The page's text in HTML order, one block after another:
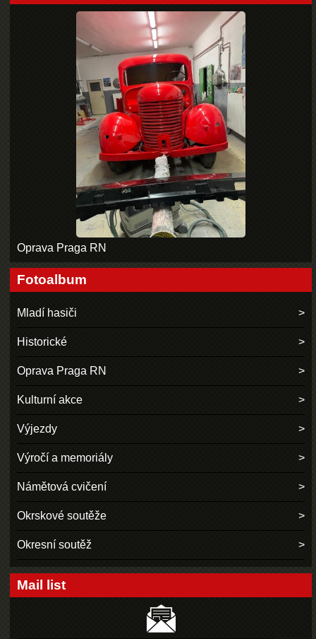
Oprava Praga RN
Fotoalbum
Mladí hasiči
Historické
Oprava Praga RN
Kulturní akce
Výjezdy
Výročí a memoriály
Námětová cvičení
Okrskové soutěže
Okresní soutěž
Mail list